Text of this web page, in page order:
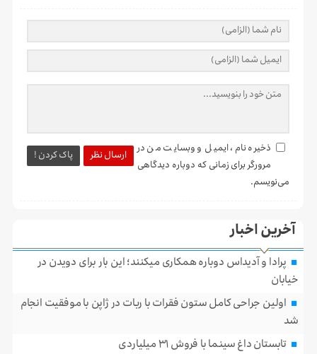
ارسال نظر پاک کردن !
ذخیره نام، ایمیل و وبسایت من در
مرورگر برای زمانی که دوباره دیدگاهی
می‌نویسم.
آخرین اخبار
پرادا و آدیداس دوباره همکاری میکنند؛ این بار برای دویدن در
خیابان
اولین جراحی کامل ستون فقرات با ربات در ژاپن با موفقیت انجام
شد
تابستان داغ سینما با فروش ۳۱ میلیاردی